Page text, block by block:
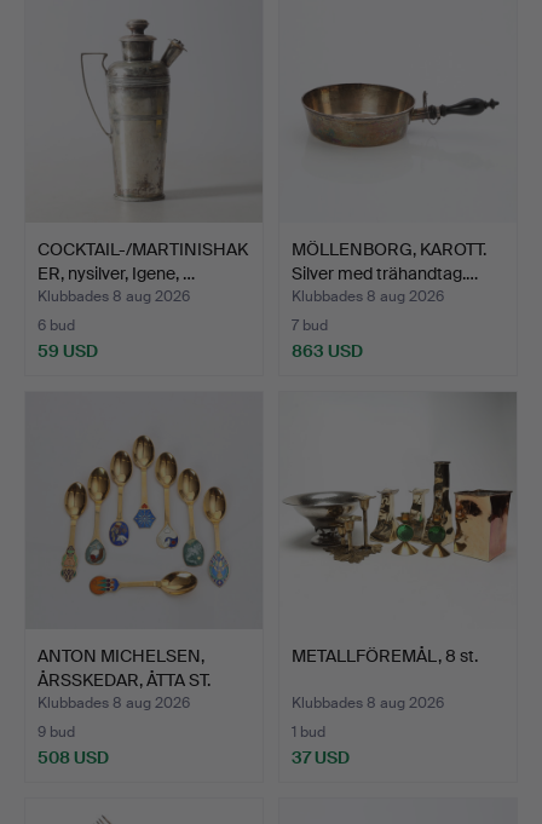
COCKTAIL-/MARTINISHAK
ER, nysilver, Igene, …
Klubbades 8 aug 2026
6 bud
59 USD
MÖLLENBORG, KAROTT.
Silver med trähandtag.…
Klubbades 8 aug 2026
7 bud
863 USD
ANTON MICHELSEN,
ÅRSSKEDAR, ÅTTA ST.
Förgy…
Klubbades 8 aug 2026
9 bud
508 USD
METALLFÖREMÅL, 8 st.
Klubbades 8 aug 2026
1 bud
37 USD